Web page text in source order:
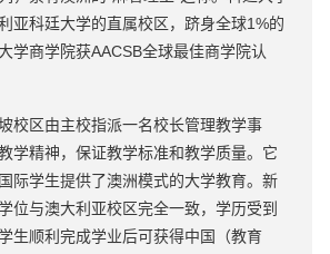
亚科廷大学的直属校区，跻身全球1%的
学商学院获AACSB全球最佳商学院认
区由主校指派一名校长管理教学事
学精神，保证教学标准和教学质量。它
际学生提供了澳洲模式的大学教育。新
位与澳大利亚校区完全一致，学历受到
生顺利完成学业后可获得中国（教育